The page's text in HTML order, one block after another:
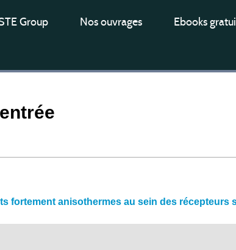
Group Nos ouvrages Ebooks
fortement anisothermes au sein des récepteurs